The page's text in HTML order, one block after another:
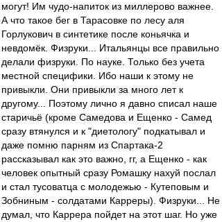
могут! Им чудо-напиток из миллерово важнее.
А что такое бег в Тарасовке по лесу аля
Горлукович в синтетике после коньячка и
невдомёк. Физруки... Итальянцы все правильно
делали физруки. По науке. Только без учета
местной специфики. Ибо наши к этому не
привыкли. Они привыкли за много лет к
другому... Поэтому лично я давно списал наше
старичьё (кроме Самедова и Ещенко - Самед
сразу втянулся и к "диетологу" подкатывал и
даже помню парням из Спартака-2
рассказывал как это важно, гг, а Ещенко - как
человек опытный сразу Ромашку нахуй послал
и стал тусоватца с молодежью - Кутеповым и
Зобниным - солдатами Карреры). Физруки... Не
думал, что Каррера пойдет на этот шаг. Но уже